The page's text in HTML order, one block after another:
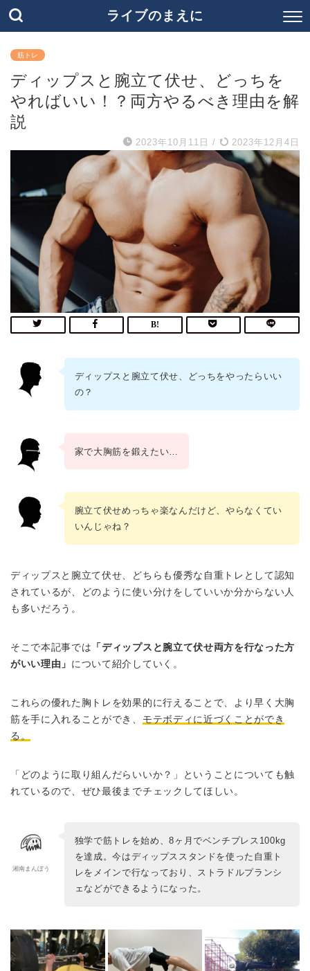
ライブのまえに
筋トレ
ディップスと腕立て伏せ、どっちを
やればいい！？両方やるべき理由を解
説
2023年10月11日 / 2023年12月4日
ディップスと腕立て伏せ、どっちをやったらいい
の？
家で大胸筋を鍛えたい…
腕立て伏せめっちゃ楽なんだけど、やらなくてい
いんじゃね？
ディップスと腕立て伏せ、どちらも優秀な自重トレとして認知
されているが、どのように使い分けをしていいか分からない人
も多いだろう。
そこで本記事では 「ディップスと腕立て伏せ両方を行なった方
がいい理由」 について紹介していく。
これらの優れた胸トレを効果的に行えることで、より早く大胸
筋を手に入れることができ、 モテボディに近づくことができ
る。
「どのように取り組んだらいいか？」ということについても触
れているので、ぜひ最後までチェックしてほしい。
湘南まんぼう
独学で筋トレを始め、8ヶ月でベンチプレス100kg
を達成。今はディップススタンドを使った自重ト
レをメインで行なっており、ストラドルプランシ
ェなどができるようになった。